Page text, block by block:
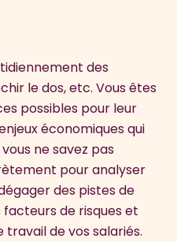
des
le dos, etc. Vous êtes
possibles pour leur
économiques qui
ne savez pas
pour analyser
des pistes de
de risques et
de vos salariés.